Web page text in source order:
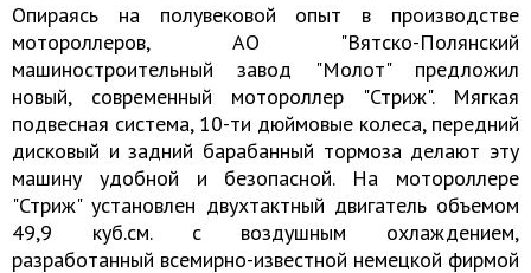
Опираясь на полувековой опыт в производстве
мотороллеров, АО "Вятско-Полянский
машиностроительный завод "Молот" предложил
новый, современный мотороллер "Стриж". Мягкая
подвесная система, 10-ти дюймовые колеса, передний
дисковый и задний барабанный тормоза делают эту
машину удобной и безопасной. На мотороллере
"Стриж" установлен двухтактный двигатель объемом
49,9 куб.см. с воздушным охлаждением,
разработанный всемирно-известной немецкой фирмой